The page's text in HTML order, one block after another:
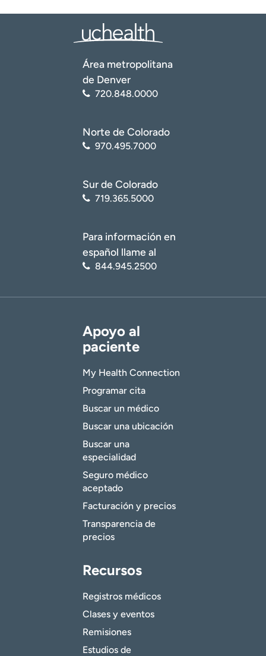
Área metropolitana
de Denver
720.848.0000
Norte de Colorado
970.495.7000
Sur de Colorado
719.365.5000
Para información en
español llame al
844.945.2500
Apoyo al
paciente
My Health Connection
Programar cita
Buscar un médico
Buscar una ubicación
Buscar una
especialidad
Seguro médico
aceptado
Facturación y precios
Transparencia de
precios
Recursos
Registros médicos
Clases y eventos
Remisiones
Estudios de